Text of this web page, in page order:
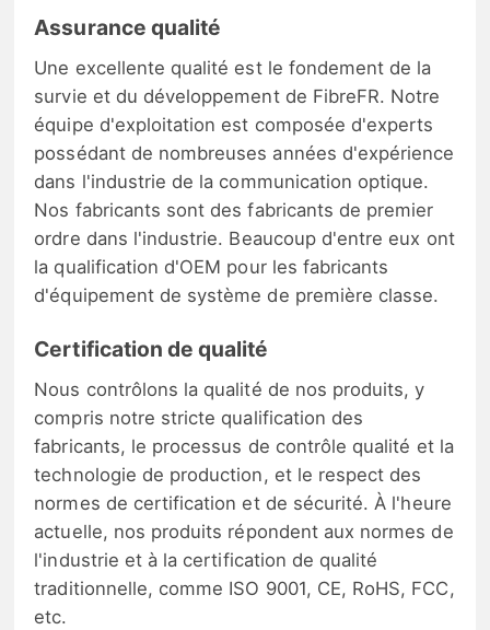
Assurance qualité
Une excellente qualité est le fondement de la
survie et du développement de FibreFR. Notre
équipe d'exploitation est composée d'experts
possédant de nombreuses années d'expérience
dans l'industrie de la communication optique.
Nos fabricants sont des fabricants de premier
ordre dans l'industrie. Beaucoup d'entre eux ont
la qualification d'OEM pour les fabricants
d'équipement de système de première classe.
Certification de qualité
Nous contrôlons la qualité de nos produits, y
compris notre stricte qualification des
fabricants, le processus de contrôle qualité et la
technologie de production, et le respect des
normes de certification et de sécurité. À l'heure
actuelle, nos produits répondent aux normes de
l'industrie et à la certification de qualité
traditionnelle, comme ISO 9001, CE, RoHS, FCC,
etc.